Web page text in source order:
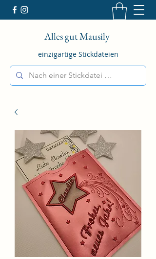
Alles gut Mausily
einzigartige Stickdateien